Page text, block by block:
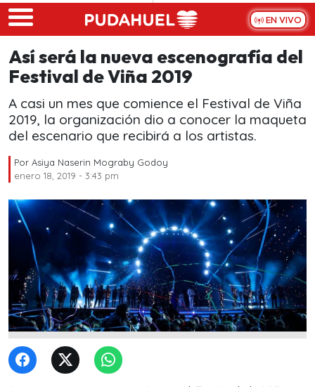
Skip to main content
EN VIVO
Así será la nueva escenografía del
Festival de Viña 2019
A casi un mes que comience el Festival de Viña
2019, la organización dio a conocer la maqueta
del escenario que recibirá a los artistas.
Por Asiya Naserin Mograby Godoy
enero 18, 2019 - 3:43 pm